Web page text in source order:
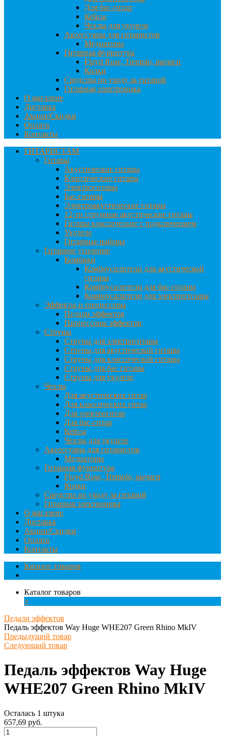
Для бас-гитар
Кейсы
Чехлы для укулеле
Аксессуары для гитаристов
Медиаторы
Гитарная фурнитура
Floyd Rose, Tremolo, рычаги
Колки
Средства по уходу за гитарой
Гитарная электроника
О магазине
Доставка
Акции/Скидки
Оплата
Контакты
ГИТАРИСТАМ
Гитары
Акустические гитары
Классические гитары
Электрогитары
Бас-гитары
Электроакустические гитары
12-ти струнные акустические гитары
Гитары классические с подключением
Укулеле
Гитарные наборы
Гитарное усиление
Комбики
Комбоусилители для акустической
гитары
Комбоусилители для бас-гитары
Комбоусилители для электрогитары
Эффекты и процессоры
Педали эффектов
Процессоры эффектов
Струны
Струны для электрогитары
Струны для акустической гитары
Струны для классической гитары
Струны для бас гитары
Струны для укулеле
Чехлы
Для акустических гитар
Для классических гитар
Для электрогитар
Для бас-гитар
Кейсы
Чехлы для укулеле
Аксессуары для гитаристов
Медиаторы
Гитарная фурнитура
Floyd Rose, Tremolo, рычаги
Колки
Средства по уходу за гитарой
Гитарная электроника
О магазине
Доставка
Акции/Скидки
Оплата
Контакты
Каталог товаров
Каталог товаров
×
Педали эффектов
Педаль эффектов Way Huge WHE207 Green Rhino MkIV
Предыдущий товар
Следующий товар
Педаль эффектов Way Huge
WHE207 Green Rhino MkIV
Осталась 1 штука
657,69 руб.